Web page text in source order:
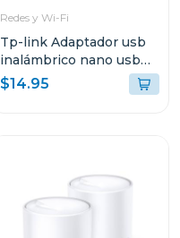
Redes y Wi-Fi
Tp-link Adaptador usb
inalámbrico nano usb
de doble banda ac600
t2u nano
$14.95